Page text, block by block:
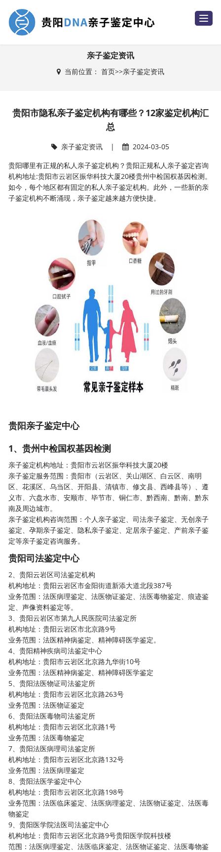
T
o
i
o
亲子鉴定资讯
当前位置： 首页>>亲子鉴定资讯
贵阳市隐私亲子鉴定机构有哪些？12家鉴定机构汇
总
亲子鉴定资讯 |
2024-03-05
贵阳哪里有正规的私人亲子鉴定机构？贵阳正规私人亲子鉴定咨询
机构地址:贵阳市云岩区振华科技大厦20楼贵州中检国权基因检测。
如今，每个地区都有固定的私人亲子鉴定机构。此外，一些新的亲
子鉴定机构不断涌现，亲子鉴定越来越方便快捷。
贵阳亲子鉴定中心
1、贵州中检国权基因检测
亲子鉴定机构地址：贵阳市云岩区振华科技大厦20楼
亲子鉴定服务范围：贵阳市（云岩区、关山湖区、白云区、南明
区、花溪区、乌当区、开阳县、清镇市、修文县、西峰县等）、遵
义市、六盘水市、安顺市、毕节市、铜仁市、黔西南、黔南、黔东
南及周边城市。
亲子鉴定机构咨询范围：个人亲子鉴定、司法亲子鉴定、无创亲子
鉴定、孕期亲子鉴定、隐私亲子鉴定、定居亲子鉴定、产前亲子鉴
定等亲子鉴定咨询服务。
贵阳司法鉴定中心
2、贵阳云岩区司法鉴定机构
机构地址：贵阳云岩区市金阳街道新添大道北段387号
业务范围：法医病理鉴定、法医物证鉴定、法医毒物鉴定、痕迹鉴
定、声像资料鉴定等。
3、贵阳云岩区市第九人民医院司法鉴定所
机构地址：贵阳云岩区市北京路9号
业务范围：法医精神病鉴定、精神障碍医学鉴定。
4、贵阳精神疾病司法鉴定中心
机构地址：贵阳市云岩区北京路九华街10号
业务范围：法医精神病鉴定、精神障碍医学鉴定
5、贵阳法医物证司法鉴定所
机构地址：贵阳市云岩区北京路263号
业务范围：法医物证鉴定
6、贵阳法医毒物司法鉴定所
机构地址：贵阳市云岩区北京路1号
业务范围：法医毒物鉴定
7、贵阳法医病理司法鉴定所
机构地址：贵阳市云岩区北京路132号
业务范围：法医病理鉴定
8、贵阳法医学鉴定中心
机构地址：贵阳市云岩区北京路198号
业务范围：法医临床鉴定、法医病理鉴定、法医物证鉴定、法医毒
物鉴定
9、贵阳医学院法医司法鉴定中心
机构地址：贵阳市云岩区北京路9号贵阳医学院科技楼
范围：法医病理鉴定、法医临床鉴定、法医物证鉴定、法医毒物鉴